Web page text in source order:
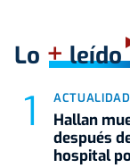
Lo +leído
ACTUALIDAD
Hallan
después
hospital